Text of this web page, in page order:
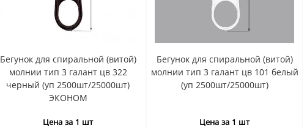
Бегунок для спиральной (витой)
молнии тип 3 галант цв 322
черный (уп 2500шт/25000шт)
ЭКОНОМ
Цена за 1 шт
Бегунок для спиральной (витой)
молнии тип 3 галант цв 101 белый
(уп 2500шт/25000шт)
Цена за 1 шт